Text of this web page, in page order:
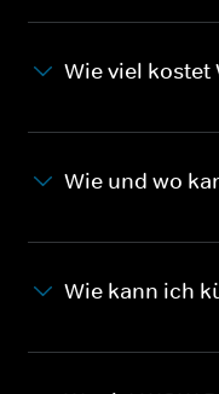
Wie viel kostet
Wie und wo
Wie kann ich